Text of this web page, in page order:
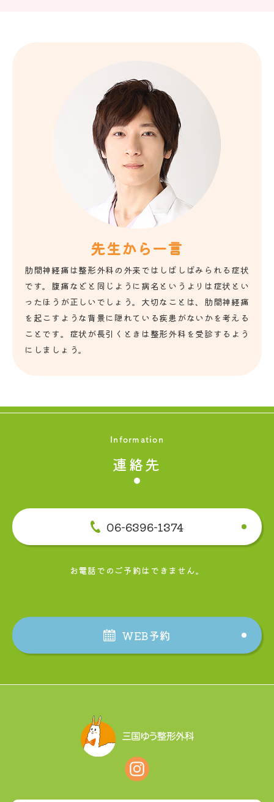
先生から一言
肋間神経痛は整形外科の外来ではしばしばみられる症状
です。腹痛などと同じように病名というよりは症状とい
ったほうが正しいでしょう。大切なことは、肋間神経痛
を起こすような背景に隠れている疾患がないかを考える
ことです。症状が長引くときは整形外科を受診するよう
にしましょう。
Information
連絡先
06-6396-1374
お電話でのご予約はできません。
WEB予約